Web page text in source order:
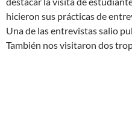
Aura Lila
apoyo al evento y
puedo ilustrar mi reporte
Un agradecimiento especial a